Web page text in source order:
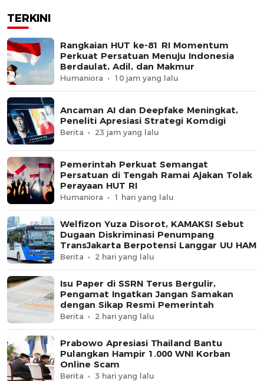
TERKINI
Rangkaian HUT ke-81 RI Momentum
Perkuat Persatuan Menuju Indonesia
Berdaulat, Adil, dan Makmur
Humaniora 10 jam yang lalu
Ancaman AI dan Deepfake Meningkat,
Peneliti Apresiasi Strategi Komdigi
Berita 23 jam yang lalu
Pemerintah Perkuat Semangat
Persatuan di Tengah Ramai Ajakan Tolak
Perayaan HUT RI
Humaniora 1 hari yang lalu
Welfizon Yuza Disorot, KAMAKSI Sebut
Dugaan Diskriminasi Penumpang
TransJakarta Berpotensi Langgar UU HAM
Berita 2 hari yang lalu
Isu Paper di SSRN Terus Bergulir,
Pengamat Ingatkan Jangan Samakan
dengan Sikap Resmi Pemerintah
Berita 2 hari yang lalu
Prabowo Apresiasi Thailand Bantu
Pulangkan Hampir 1.000 WNI Korban
Online Scam
Berita 3 hari yang lalu